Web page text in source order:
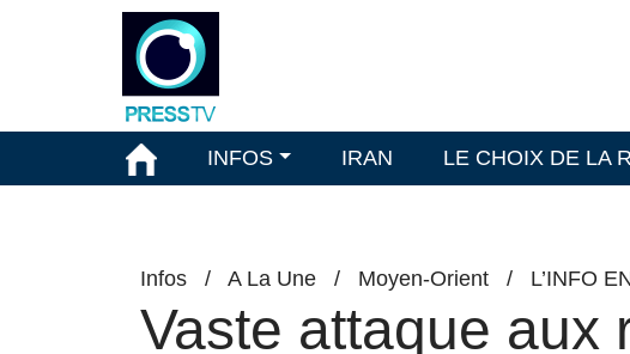
INFOS IRAN LE CHOIX DE LA
Infos / A La Une / Moyen-Orient / L’INFO
Vaste attaque aux